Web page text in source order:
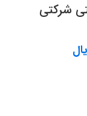
شرکتی